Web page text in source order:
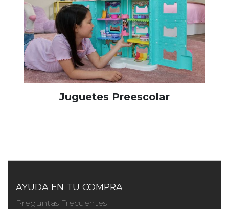
Juguetes Preescolar
AYUDA EN TU COMPRA
Preguntas Frecuentes